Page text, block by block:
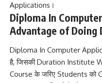
Applications।
Diploma In
Advantage of Doing
Diploma In Computer
है, जिसकी Duration Institute
Course के जरिए Students को